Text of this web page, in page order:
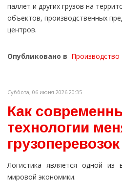
паллет и других грузов на
объектов, производственных
центров.
Опубликовано в Производство
Суббота, 06 июня 2026 20:35
Как
технологии
грузоперевозок
Логистика является одной из
мировой экономики.